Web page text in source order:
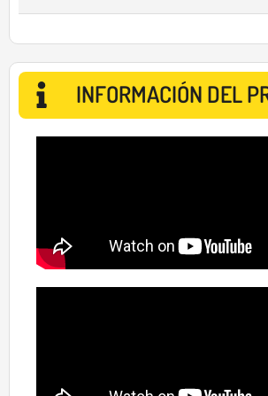
INFORMACIÓN DEL